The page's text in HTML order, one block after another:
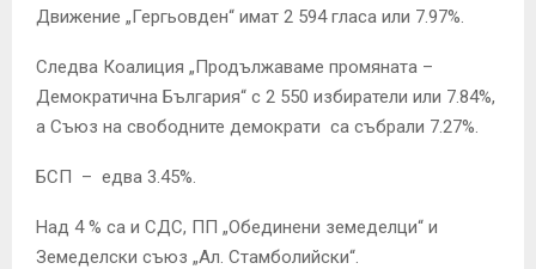
Движение „Гергьовден“ имат 2 594 гласа или 7.97%.
Следва Коалиция „Продължаваме промяната –
Демократична България“ с 2 550 избиратели или 7.84%,
а Съюз на свободните демократи са събрали 7.27%.
БСП – едва 3.45%.
Над 4 % са и СДС, ПП „Обединени земеделци“ и
Земеделски съюз „Ал. Стамболийски“.